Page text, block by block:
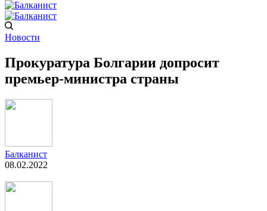
Новости
Прокуратура Болгарии допросит
премьер-министра страны
Балканист
08.02.2022